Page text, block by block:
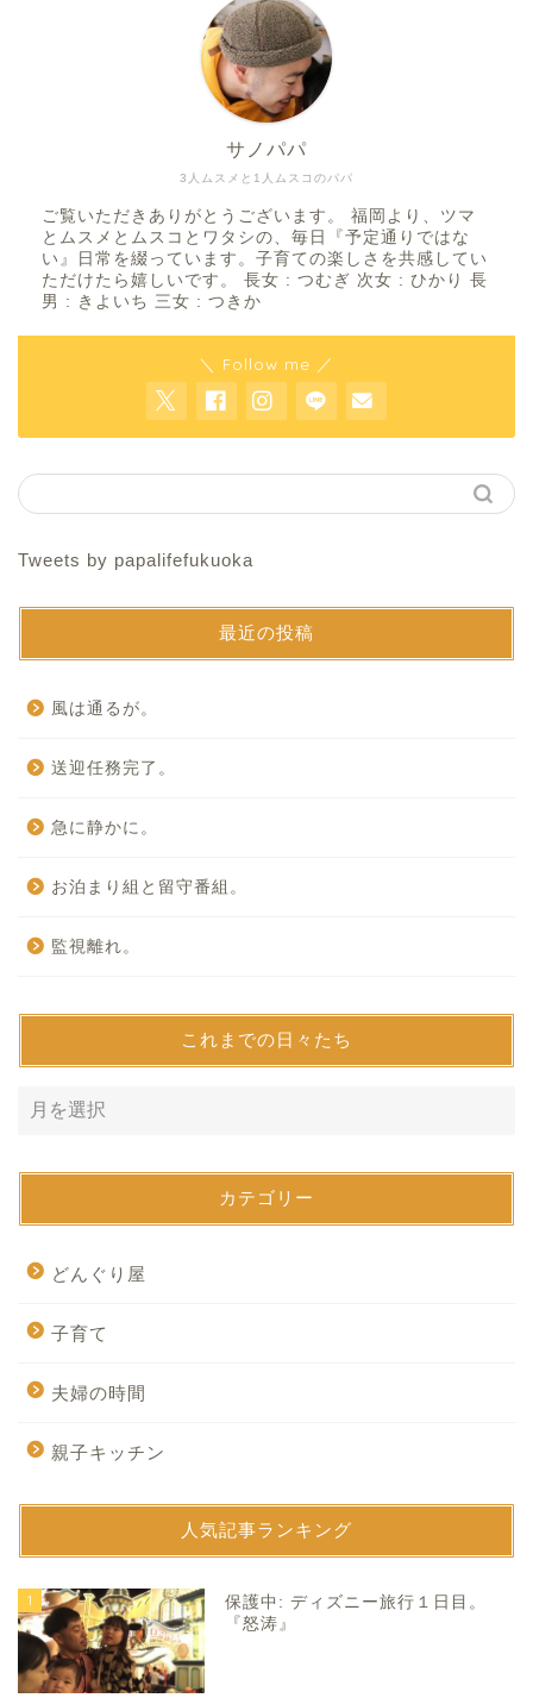
3人ムスメと1人ムスコのパパ
サノパパ
ご覧いただきありがとうございます。 福岡より、ツマ
とムスメとムスコとワタシの、毎日『予定通りではな
い』日常を綴っています。子育ての楽しさを共感してい
ただけたら嬉しいです。 長女 : つむぎ 次女 : ひかり 長
男 : きよいち 三女 : つきか
＼ Follow me ／
Tweets by papalifefukuoka
最近の投稿
風は通るが。
送迎任務完了。
急に静かに。
お泊まり組と留守番組。
監視離れ。
これまでの日々たち
カテゴリー
どんぐり屋
子育て
夫婦の時間
親子キッチン
人気記事ランキング
1
保護中: ディズニー旅行１日目。
『怒涛』